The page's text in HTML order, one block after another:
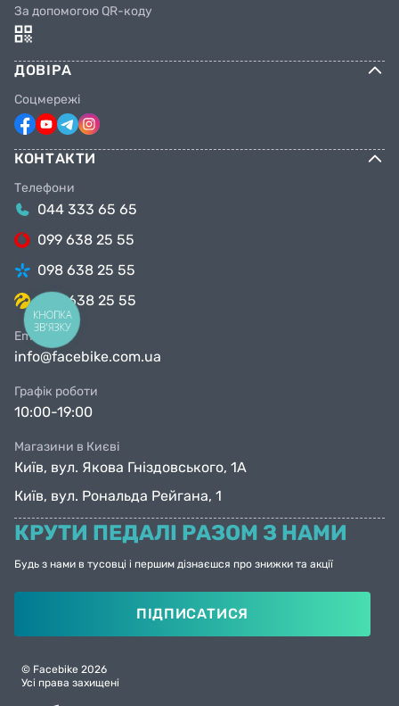
За допомогою QR-коду
ДОВІРА
Соцмережі
КОНТАКТИ
Телефони
044 333 65 65
099 638 25 55
098 638 25 55
063 638 25 55
Email
info@facebike.com.ua
Графік роботи
10:00-19:00
Магазини в Києві
Київ, вул. Якова Гніздовського, 1А
Київ, вул. Рональда Рейгана, 1
КРУТИ ПЕДАЛІ РАЗОМ З НАМИ
Будь з нами в тусовці і першим дізнаєшся про знижки та акції
ПІДПИСАТИСЯ
© Facebike 2026
Усі права захищені
КНОПКА
ЗВ'ЯЗКУ